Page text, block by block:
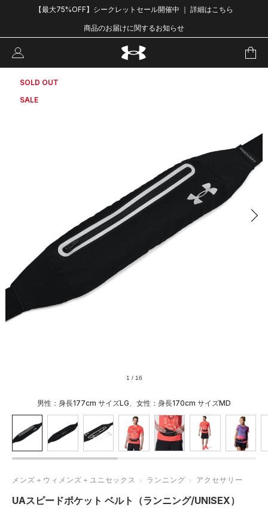
【最大75%OFF】シークレットセール開催中 ｜ 詳細はこちら
商品のお届けに関するお知らせ
SOLD OUT
SALE
1 / 16
男性：身長177cm サイズLG、女性：身長170cm サイズMD
メンズ＋ウィメンズ＋ユニセックス ランニング アクセサリー
UAスピードポケット ベルト（ランニング/UNISEX）